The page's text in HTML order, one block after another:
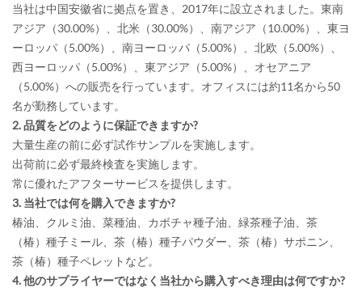
当社は中国安徽省に拠点を置き、2017年に設立されました。東南
アジア（30.00%）、北米（30.00%）、南アジア（10.00%）、東ヨ
ーロッパ（5.00%）、南ヨーロッパ（5.00%）、北欧（5.00%）、
西ヨーロッパ（5.00%）、東アジア（5.00%）、オセアニア
（5.00%）への販売を行っています。オフィスには約11名から50
名が勤務しています。
2. 品質をどのように保証できますか?
大量生産の前に必ず試作サンプルを実施します。
出荷前に必ず最終検査を実施します。
常に優れたアフターサービスを提供します。
3. 当社では何を購入できますか?
椿油、クルミ油、菜種油、カボチャ種子油、緑茶種子油、茶
（椿）種子ミール、茶（椿）種子パウダー、茶（椿）サポニン、
茶（椿）種子ペレットなど。
4. 他のサプライヤーではなく当社から購入すべき理由は何ですか?